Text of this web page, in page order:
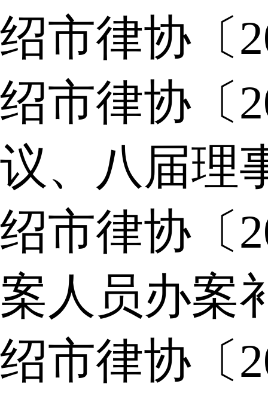
绍市律协〔
绍市律协〔
议、八届理
绍市律协〔
案人员办案
绍市律协〔